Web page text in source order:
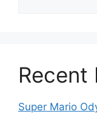
Recent
Super Mario